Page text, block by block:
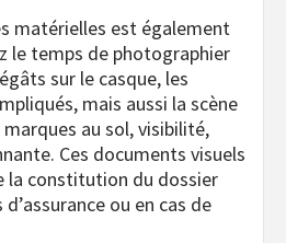
matérielles est également
le temps de photographier
sur le casque, les
mais aussi la scène
au sol, visibilité,
Ces documents visuels
la constitution du dossier
ou en cas de